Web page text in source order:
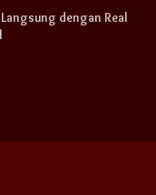
dengan Real